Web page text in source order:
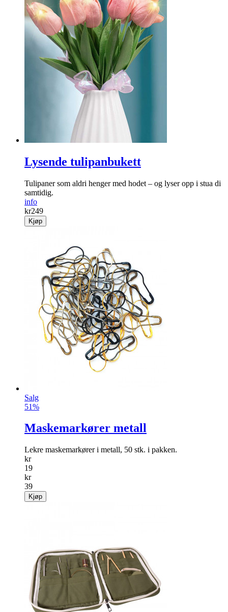
Lysende tulipanbukett
Tulipaner som aldri henger med hodet – og lyser opp i stua di
samtidig.
info
kr249
Kjøp
Salg
51%
Maskemarkører metall
Lekre maskemarkører i metall, 50 stk. i pakken.
kr
19
kr
39
Kjøp